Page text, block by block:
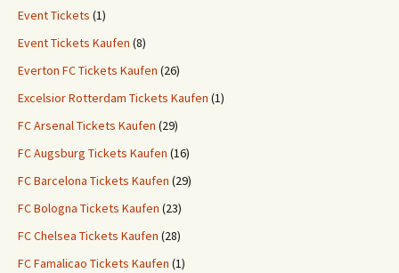
Event Tickets (1)
Event Tickets Kaufen (8)
Everton FC Tickets Kaufen (26)
Excelsior Rotterdam Tickets Kaufen (1)
FC Arsenal Tickets Kaufen (29)
FC Augsburg Tickets Kaufen (16)
FC Barcelona Tickets Kaufen (29)
FC Bologna Tickets Kaufen (23)
FC Chelsea Tickets Kaufen (28)
FC Famalicao Tickets Kaufen (1)